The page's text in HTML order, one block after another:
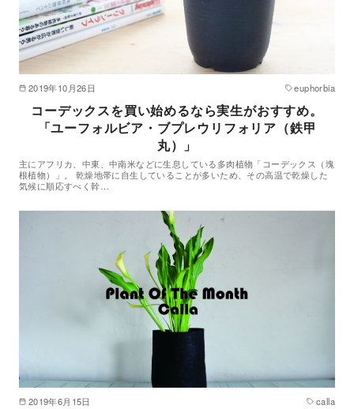
2019年10月26日 euphorbia
コーデックスを買い始めるなら実生がおすすめ。
「ユーフォルビア・ブプレウリフォリア（鉄甲
丸）」
主にアフリカ、中東、中南米などに生息している多肉植物「コーデックス（塊
根植物）」。 乾燥地帯に自生していることが多いため、その高温で乾燥した
気候に順応すべく幹…
2019年6月15日 calla